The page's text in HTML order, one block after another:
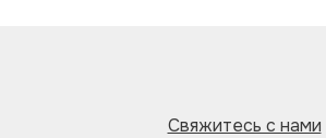
Свяжитесь с нами